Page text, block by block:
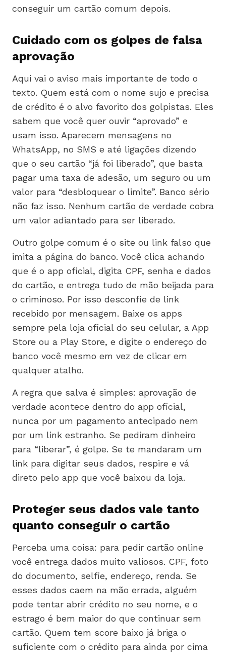
conseguir um cartão comum depois.
Cuidado com os golpes de falsa
aprovação
Aqui vai o aviso mais importante de todo o
texto. Quem está com o nome sujo e precisa
de crédito é o alvo favorito dos golpistas. Eles
sabem que você quer ouvir “aprovado” e
usam isso. Aparecem mensagens no
WhatsApp, no SMS e até ligações dizendo
que o seu cartão “já foi liberado”, que basta
pagar uma taxa de adesão, um seguro ou um
valor para “desbloquear o limite”. Banco sério
não faz isso. Nenhum cartão de verdade cobra
um valor adiantado para ser liberado.
Outro golpe comum é o site ou link falso que
imita a página do banco. Você clica achando
que é o app oficial, digita CPF, senha e dados
do cartão, e entrega tudo de mão beijada para
o criminoso. Por isso desconfie de link
recebido por mensagem. Baixe os apps
sempre pela loja oficial do seu celular, a App
Store ou a Play Store, e digite o endereço do
banco você mesmo em vez de clicar em
qualquer atalho.
A regra que salva é simples: aprovação de
verdade acontece dentro do app oficial,
nunca por um pagamento antecipado nem
por um link estranho. Se pediram dinheiro
para “liberar”, é golpe. Se te mandaram um
link para digitar seus dados, respire e vá
direto pelo app que você baixou da loja.
Proteger seus dados vale tanto
quanto conseguir o cartão
Perceba uma coisa: para pedir cartão online
você entrega dados muito valiosos. CPF, foto
do documento, selfie, endereço, renda. Se
esses dados caem na mão errada, alguém
pode tentar abrir crédito no seu nome, e o
estrago é bem maior do que continuar sem
cartão. Quem tem score baixo já briga o
suficiente com o crédito para ainda por cima